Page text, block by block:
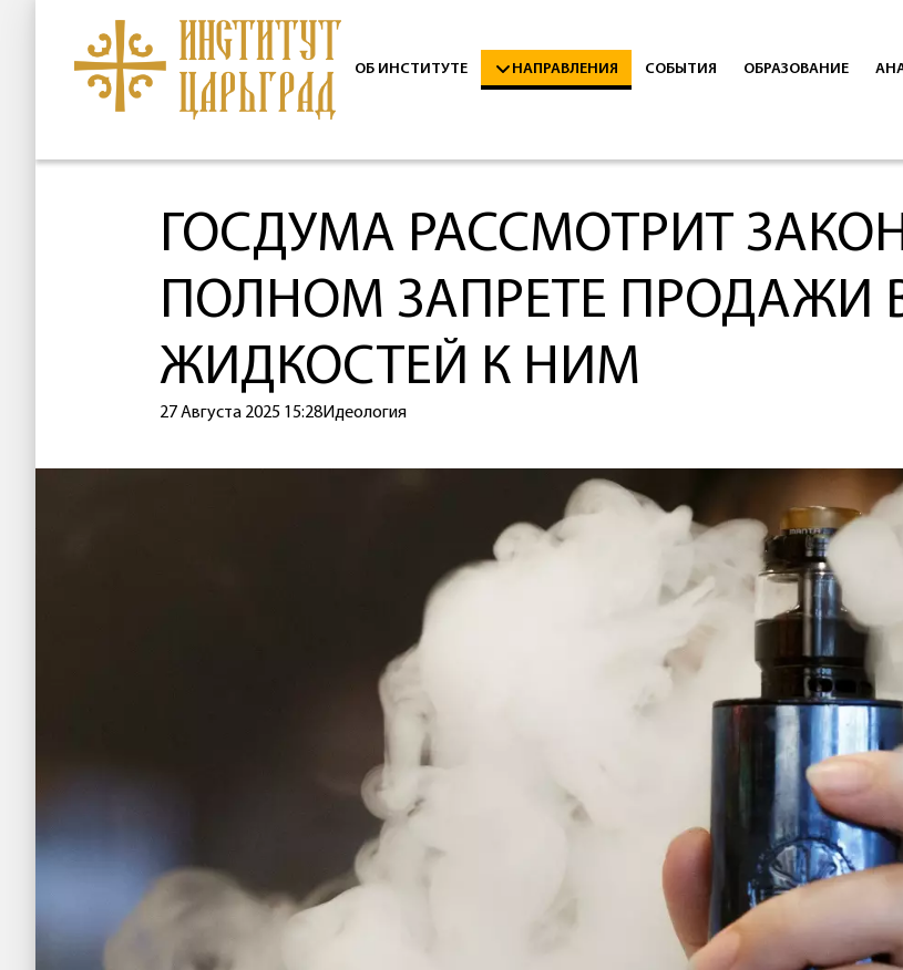
ОБ ИНСТИТУТЕ НАПРАВЛЕНИЯ СОБЫТИЯ ОБРАЗОВАНИЕ
ГОСДУМА РАССМОТРИТ
ПОЛНОМ ЗАПРЕТЕ ПРОДАЖИ
ЖИДКОСТЕЙ К НИМ
27 Августа 2025 15:28Идеология